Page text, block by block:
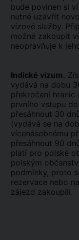
bude povinen si
nutné uzavřít
vízové služby.
možné zakoupit
neopravňuje k
Indické vízum.
vydává na dobu
překročení
prvního vstupu
přesáhnout 30
(vydává se na
vícenásobnému
přesáhnout 90
platí pro polské
polským
podmínky, proto
rezervace nebo
zájezd zakoupili.